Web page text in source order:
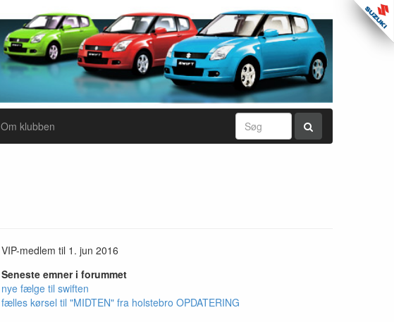
Om klubben
VIP-medlem til 1. jun 2016
Seneste emner i forummet
nye fælge til swiften
fælles kørsel til "MIDTEN" fra holstebro OPDATERING